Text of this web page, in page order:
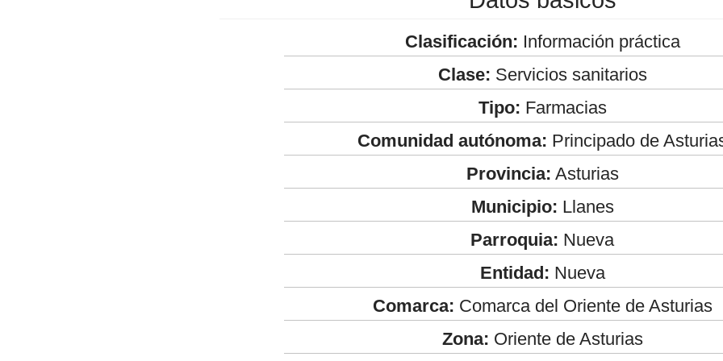
Clasificación: Información práctica
Clase: Servicios sanitarios
Tipo: Farmacias
Comunidad autónoma: Principado de
Provincia: Asturias
Municipio: Llanes
Parroquia: Nueva
Entidad: Nueva
Comarca: Comarca del Oriente de Asturias
Zona: Oriente de Asturias